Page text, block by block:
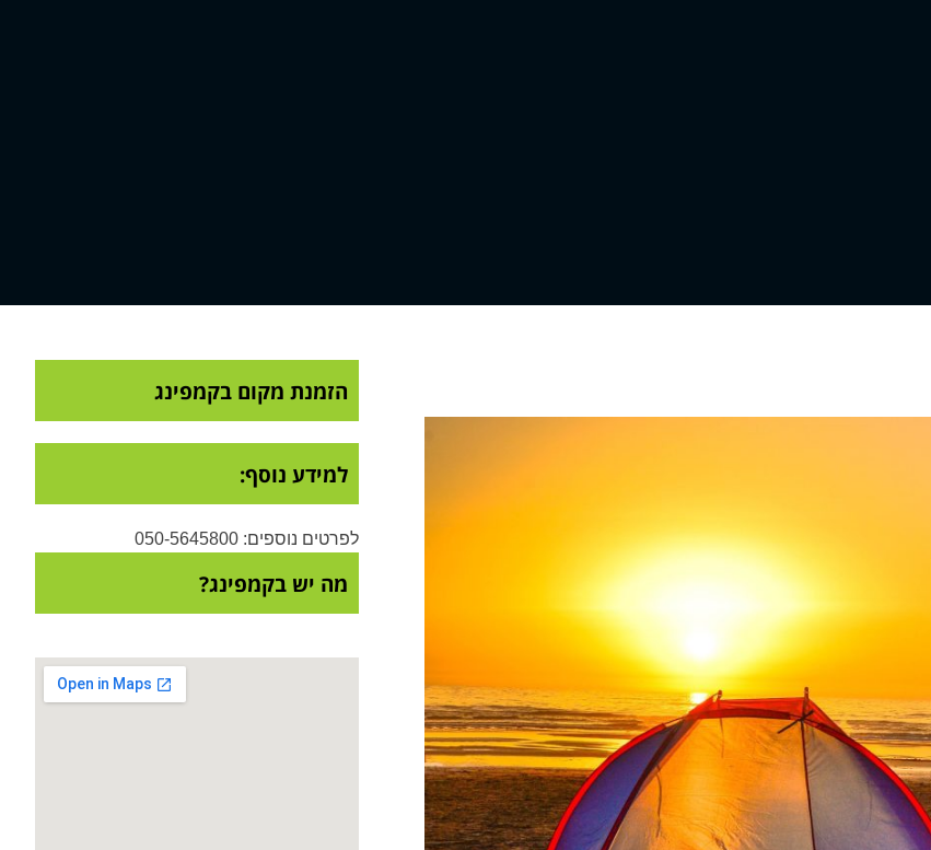
הזמנת מקום בקמפינג
למידע נוסף:
לפרטים נוספים: 050-5645800
מה יש בקמפינג?